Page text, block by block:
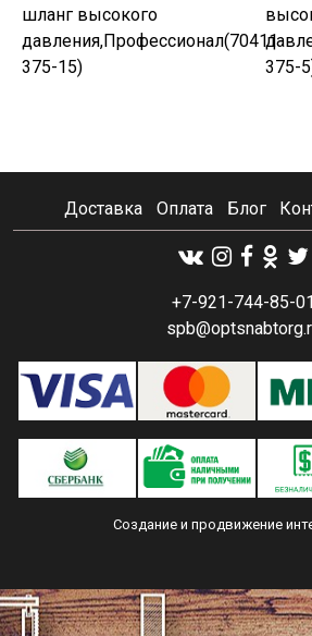
шланг высокого
давления,Профессионал(70411-
375-15)
375-
Доставка Оплата Блог
+7-921-744-85-01
Создание и продвижение